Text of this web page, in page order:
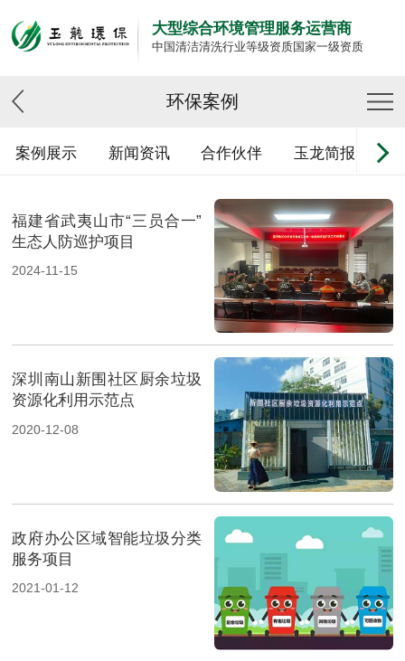
大型综合环境管理服务运营商
中国清洁清洗行业等级资质国家一级资质
环保案例
案例展示 新闻资讯 合作伙伴 玉龙简报
福建省武夷山市“三员合一”
生态人防巡护项目
2024-11-15
深圳南山新围社区厨余垃圾
资源化利用示范点
2020-12-08
政府办公区域智能垃圾分类
服务项目
2021-01-12